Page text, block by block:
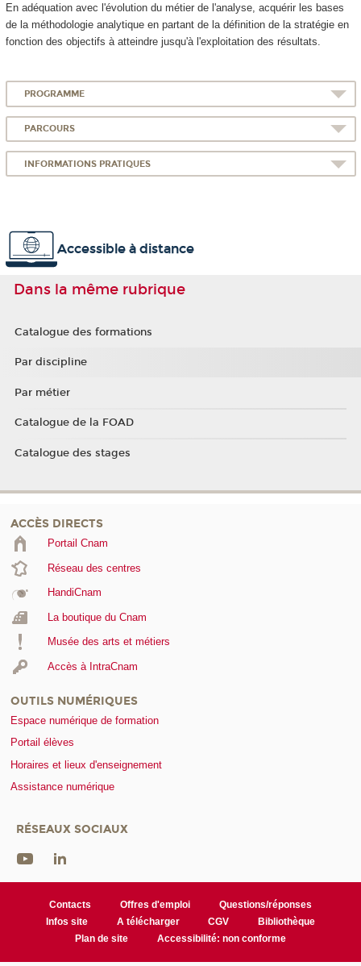
En adéquation avec l'évolution du métier de l'analyse, acquérir les bases
de la méthodologie analytique en partant de la définition de la stratégie en
fonction des objectifs à atteindre jusqu'à l'exploitation des résultats.
PROGRAMME
PARCOURS
INFORMATIONS PRATIQUES
Accessible à distance
Dans la même rubrique
Catalogue des formations
Par discipline
Par métier
Catalogue de la FOAD
Catalogue des stages
ACCÈS DIRECTS
Portail Cnam
Réseau des centres
HandiCnam
La boutique du Cnam
Musée des arts et métiers
Accès à IntraCnam
OUTILS NUMÉRIQUES
Espace numérique de formation
Portail élèves
Horaires et lieux d'enseignement
Assistance numérique
RÉSEAUX SOCIAUX
Contacts Offres d'emploi
Questions/réponses
Infos site
A télécharger CGV
Bibliothèque
Plan de site
Accessibilité: non conforme